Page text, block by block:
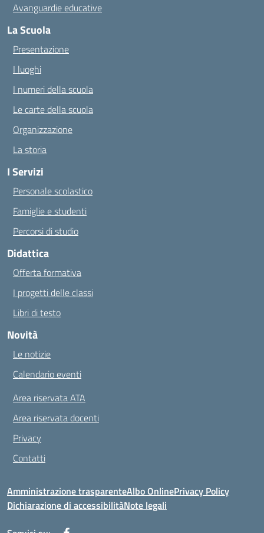
Avanguardie educative
La Scuola
Presentazione
I luoghi
I numeri della scuola
Le carte della scuola
Organizzazione
La storia
I Servizi
Personale scolastico
Famiglie e studenti
Percorsi di studio
Didattica
Offerta formativa
I progetti delle classi
Libri di testo
Novità
Le notizie
Calendario eventi
Area riservata ATA
Area riservata docenti
Privacy
Contatti
Amministrazione trasparenteAlbo OnlinePrivacy Policy
Dichiarazione di accessibilitàNote legali